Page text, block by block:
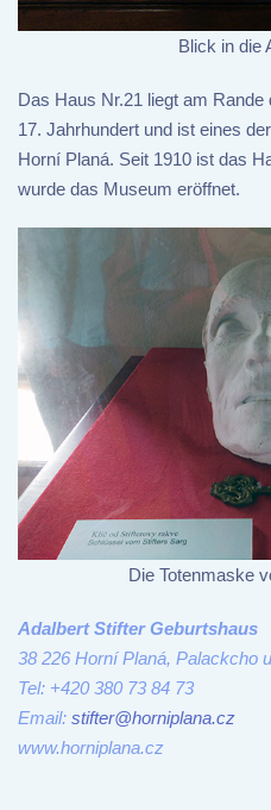
Blick in die
Das Haus Nr.21 liegt am
17. Jahrhundert und ist eines
Horní Planá. Seit 1910 ist das
wurde das Museum eröffnet.
Die Totenmaske
Adalbert Stifter Geburtshaus
38 226 Horní Planá, Palackcho
Tel: +420 380 73 84 73
Email: stifter@horniplana.cz
www.horniplana.cz